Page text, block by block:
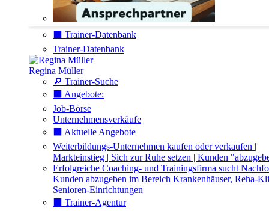
⬛️ Trainer-Datenbank
Trainer-Datenbank
Regina Müller
🔎 Trainer-Suche
⬛️ Angebote:
Job-Börse
Unternehmensverkäufe
⬛️ Aktuelle Angebote
Weiterbildungs-Unternehmen kaufen oder verkaufen |
Markteinstieg | Sich zur Ruhe setzen | Kunden
Erfolgreiche Coaching- und Trainingsfirma sucht
Kunden abzugeben im Bereich Krankenhäuser, Reha-
Senioren-Einrichtungen
⬛️ Trainer-Agentur